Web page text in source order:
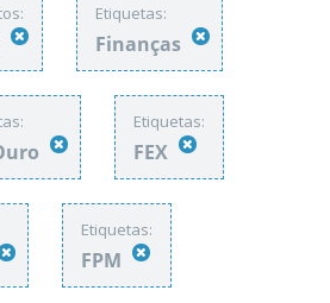
Etiquetas:
Finanças
Etiquetas:
FEX
Etiquetas:
FPM